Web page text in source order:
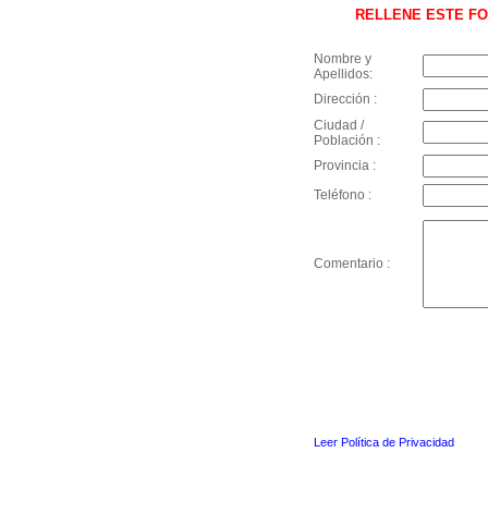
RELLENE ESTE
Nombre y
Apellidos:
Dirección :
Ciudad /
Población :
Provincia :
Teléfono :
Comentario :
Leer Política de Privacidad